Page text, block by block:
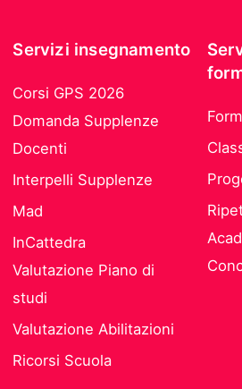
Servizi insegnamento
Corsi GPS 2026
Domanda Supplenze
Docenti
Interpelli Supplenze
Mad
InCattedra
Valutazione Piano di
studi
Valutazione Abilitazioni
Ricorsi Scuola